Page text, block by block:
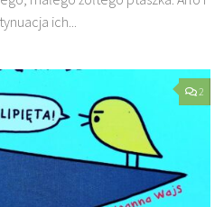
ich...
2